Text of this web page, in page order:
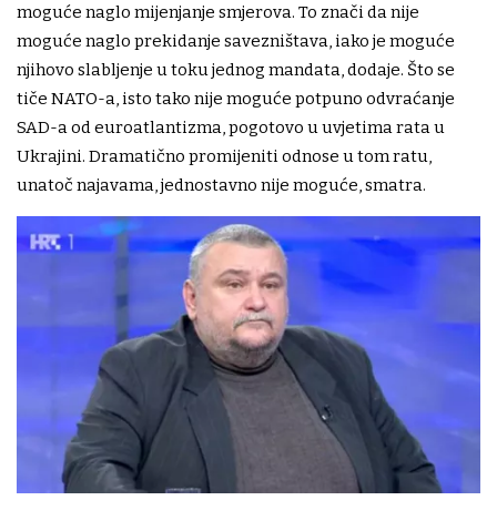
moguće naglo mijenjanje smjerova. To znači da nije
moguće naglo prekidanje savezništava, iako je moguće
njihovo slabljenje u toku jednog mandata, dodaje. Što se
tiče NATO-a, isto tako nije moguće potpuno odvraćanje
SAD-a od euroatlantizma, pogotovo u uvjetima rata u
Ukrajini. Dramatično promijeniti odnose u tom ratu,
unatoč najavama, jednostavno nije moguće, smatra.